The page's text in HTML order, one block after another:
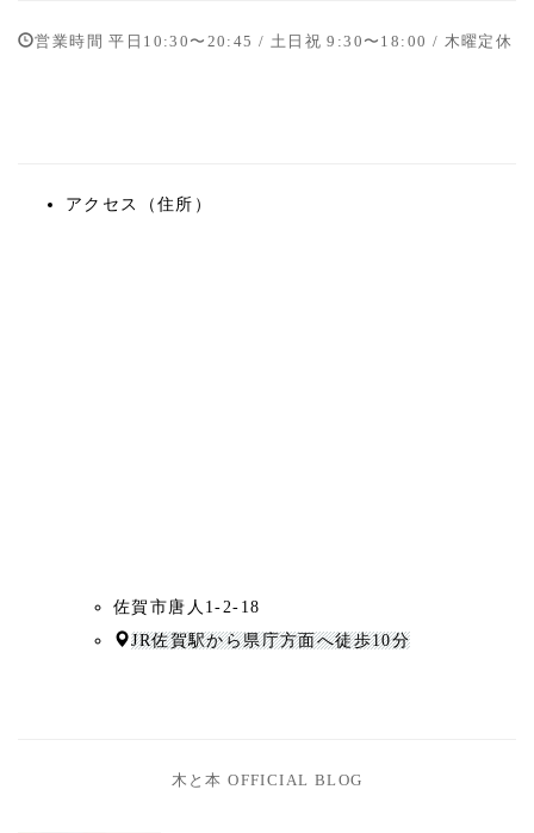
営業時間 平日10:30〜20:45 / 土日祝 9:30〜18:00 / 木曜定休
アクセス（住所）
佐賀市唐人1-2-18
JR佐賀駅から県庁方面へ徒歩10分
木と本 OFFICIAL BLOG